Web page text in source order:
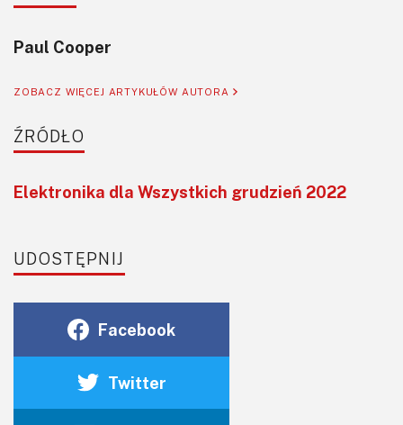
Paul Cooper
ZOBACZ WIĘCEJ ARTYKUŁÓW AUTORA
ŹRÓDŁO
Elektronika dla Wszystkich grudzień 2022
UDOSTĘPNIJ
Facebook
Twitter